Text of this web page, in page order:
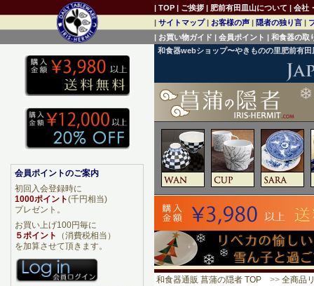
和食器webショップ〜やきものの里肥前有
和食器通販 菖蒲の隠者 TOP >> 全商品
会員ポイントのご案内
初回入会登録時に
1000ポイント(千円相当)
プレゼント。
お買い上げ100円毎に
５ポイント
（消費税相当）
を加算させて頂きます。
| TOP | ご挨拶 | 肥前有田皿山について | 会社
| サイトマップ| お客様の声 | 隠者の独り言 |
| お買い物ガイド | 会員ポイント | 和食器の取